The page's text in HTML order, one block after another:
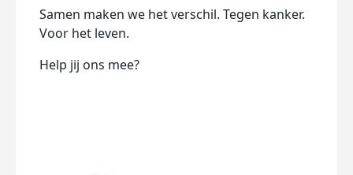
Samen maken we het verschil. Tegen kanker.
Voor het leven.
Help jij ons mee?